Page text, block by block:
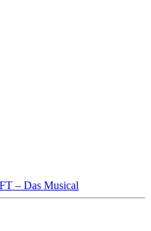
– Das Musical